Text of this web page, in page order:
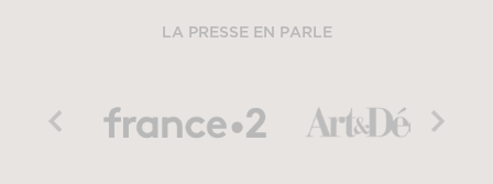
LA PRESSE EN PARLE